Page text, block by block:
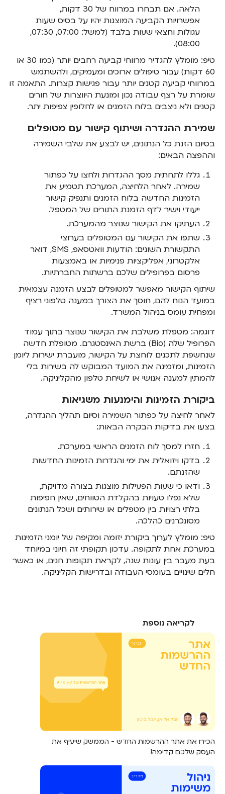
הלאה. אם תבחרו במרווח של 30 דקות,
אפשרויות הקביעה המוצגות יהיו על בסיס שעות
עגולות וחצאי שעות בלבד (למשל: 07:00, 07:30,
08:00).
טיפ: מומלץ להגדיר מרווחי קביעה רחבים יותר (כמו 30 או
60 דקות) עבור טיפולים ארוכים ומעמיקים, ולהשתמש
במרווחי קביעה קטנים יותר עבור פגישות קצרות. התאמה זו
שומרת על רצף עבודה נכון ומונעת היווצרות של חורים
קטנים ולא ניצבים בלוח הזמנים או לחלופין צפיפות יתר.
שמירת ההגדרה ושיתוף קישור עם מטופלים
בסיום הזנת כל הנתונים, יש לבצע את שלבי השמירה
וההפצה הבאים:
גללו לתחתית מסך ההגדרות ולחצו על כפתור
שמירה. לאחר הלחיצה, המערכת תטמיע את
הזמינות החדשה בלוח הזמנים ותנפיק קישור
ייעודי וישיר לדף הזמנת התורים של המטפל.
העתיקו את הקישור שנוצר מהמערכת.
שתפו את הקישור עם המטופלים בערוצי
התקשורת השונים: הודעות וואטסאפ, SMS, דואר
אלקטרוני, אפליקציות פנימיות או באמצעות
פרסום בפרופילים שלכם ברשתות החברתיות.
שיתוף הקישור מאפשר למטופלים לבצע הזמנה עצמאית
במועד הנוח להם, חוסך את הצורך במענה טלפוני רציף
ומפחית עומס בניהול המשרד.
דוגמה: מטפלת משלבת את הקישור שנוצר בתוך עמוד
הפרופיל שלה (Bio) ברשת האינסטגרם. מטופלת חדשה
שנחשפת לתכנים לוחצת על הקישור, מועברת ישירות ליומן
הזמינות, ומזמינה את המועד המבוקש לה בשירות בלי
להמתין למענה אנושי או לשיחת טלפון מהקליניקה.
ביקורת הזמינות והימנעות משגיאות
לאחר לחיצה על כפתור השמירה וסיום תהליך ההגדרה,
בצעו את בדיקות הבקרה הבאות:
חזרו למסך לוח הזמנים הראשי במערכת.
בדקו ויזואלית את ימי והגדרות הזמינות החדשות
שהזנתם.
ודאו כי שעות הפעילות מוצגות בצורה מדויקת,
שלא נפלו טעויות בהקלדת הטווחים, שאין חפיפות
בלתי רצויות בין מטפלים או שירותים ושכל הנתונים
מסונכרנים כהלכה.
טיפ: מומלץ לערוך ביקורת יזומה ומקיפה של יומני הזמינות
במערכת אחת לתקופה. עדכון תקופתי זה חיוני במיוחד
בעת מעבר בין עונות שנה, לקראת תקופות חגים, או כאשר
חלים שינויים בעומסי העבודה ובדרישות הקליניקה.
לקריאה נוספת
הכירו את אתר ההרשמות החדש - הממשק שיעיף את
העסק שלכם קדימה!